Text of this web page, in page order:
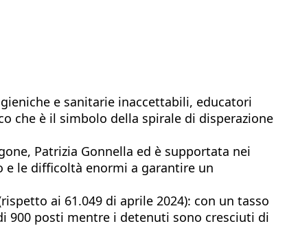
e sanitarie inaccettabili, educatori
che è il simbolo della spirale di disperazione
Patrizia Gonnella ed è supportata nei
e le difficoltà enormi a garantire un
ai 61.049 di aprile 2024): con un tasso
900 posti mentre i detenuti sono cresciuti di